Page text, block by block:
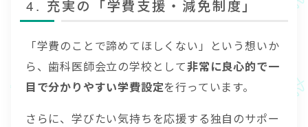
4. 充実の「学費支援・減免制度」
「学費のことで諦めてほしくない」という想いか
ら、歯科医師会立の学校として非常に良心的で一
目で分かりやすい学費設定を行っています。
さらに、学びたい気持ちを応援する独自のサポー